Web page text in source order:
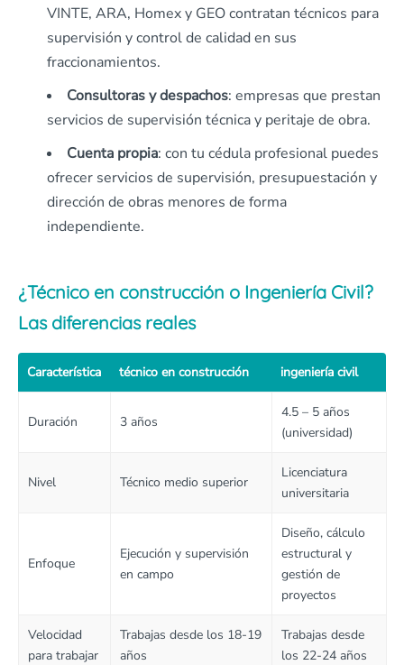
VINTE, ARA, Homex y GEO contratan técnicos para
supervisión y control de calidad en sus
fraccionamientos.
Consultoras y despachos: empresas que prestan
servicios de supervisión técnica y peritaje de obra.
Cuenta propia: con tu cédula profesional puedes
ofrecer servicios de supervisión, presupuestación y
dirección de obras menores de forma
independiente.
¿Técnico en construcción o Ingeniería Civil?
Las diferencias reales
Característica técnico en construcción ingeniería civil
Duración 3 años
4.5 – 5 años
(universidad)
Nivel Técnico medio superior
Licenciatura
universitaria
Enfoque
Ejecución y supervisión
en campo
Diseño, cálculo
estructural y
gestión de
proyectos
Velocidad
para trabajar
Trabajas desde los 18-19
años
Trabajas desde
los 22-24 años